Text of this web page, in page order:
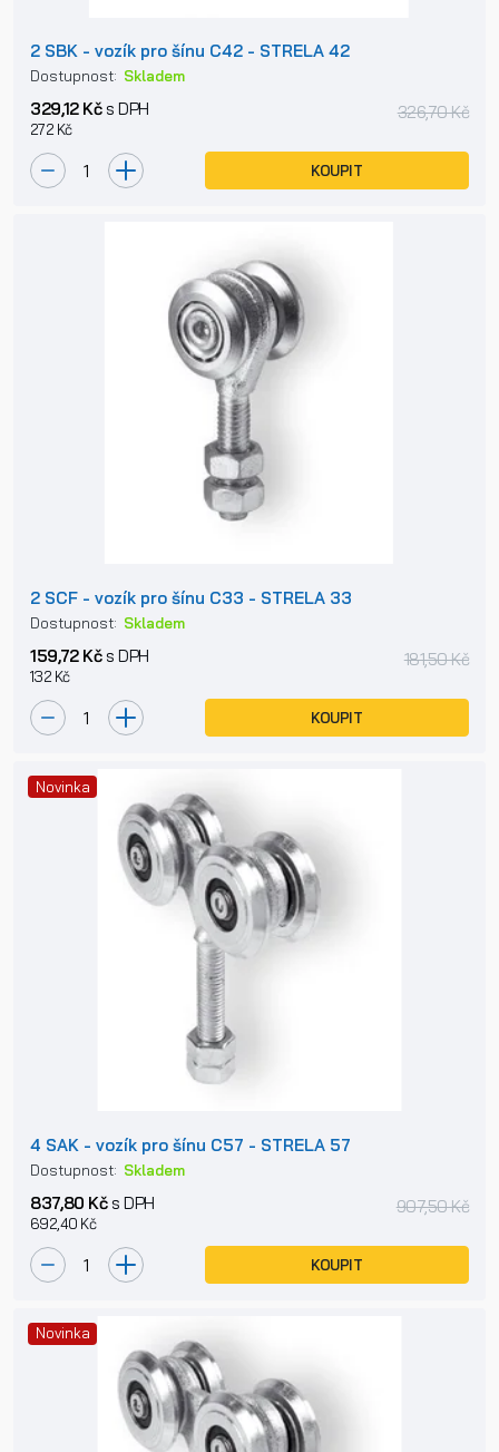
2 SBK - vozík pro šínu C42 - STRELA 42
Dostupnost: Skladem
329,12 Kčs DPH
272 Kč
326,70 Kč
KOUPIT
2 SCF - vozík pro šínu C33 - STRELA 33
Dostupnost: Skladem
159,72 Kčs DPH
132 Kč
181,50 Kč
KOUPIT
Novinka
4 SAK - vozík pro šínu C57 - STRELA 57
Dostupnost: Skladem
837,80 Kčs DPH
692,40 Kč
907,50 Kč
KOUPIT
Novinka